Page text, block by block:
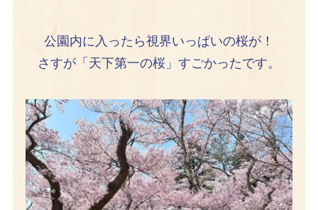
公園内に入ったら視界いっぱいの桜が！
さすが「天下第一の桜」すごかったです。